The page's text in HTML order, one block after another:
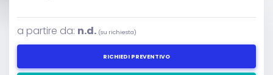
a partire da: n.d. (su richiesta)
RICHIEDI PREVENTIVO